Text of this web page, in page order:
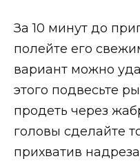
За 10 минут до
полейте его
вариант можно
этого подвесьте
продеть через
головы сделайте
прихватив